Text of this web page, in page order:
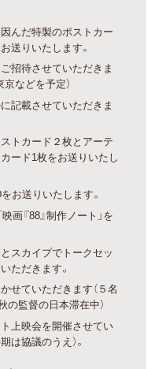
んだ特製のポストカー
送りいたします。
招待させていただきま
京などを予定）
記載させていただきま
トカード２枚とアーテ
ード1枚をお送りいたし
お送りいたします。
画『88』制作ノート」を
スカイプでトークセッ
ただきます。
せていただきます（５名
の監督の日本滞在中）
上映会を開催させてい
は協議のうえ）。